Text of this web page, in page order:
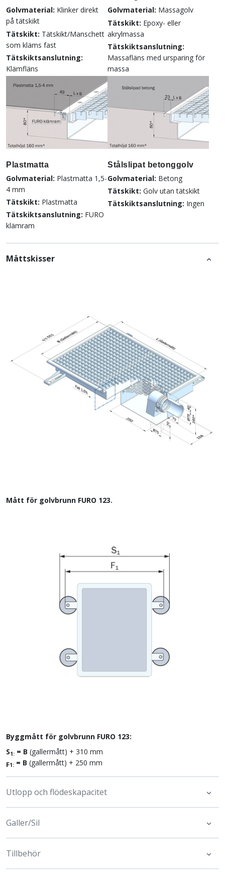
Golvmaterial: Klinker direkt
på tätskikt
Tätskikt: Tätskikt/Manschett
som kläms fast
Tätskiktsanslutning:
Klämfläns
Golvmaterial: Massagolv
Tätskikt: Epoxy- eller
akrylmassa
Tätskiktsanslutning:
Massafläns med ursparing för
massa
Plastmatta
Golvmaterial: Plastmatta 1,5-
4 mm
Tätskikt: Plastmatta
Tätskiktsanslutning: FURO
klämram
Stålslipat betonggolv
Golvmaterial: Betong
Tätskikt: Golv utan tätskikt
Tätskiktsanslutning: Ingen
Måttskisser
Mått för golvbrunn FURO 123.
Byggmått för golvbrunn FURO 123:
S1: = B (gallermått) + 310 mm
F1: = B (gallermått) + 250 mm
Utlopp och flödeskapacitet
Galler/Sil
Tillbehör